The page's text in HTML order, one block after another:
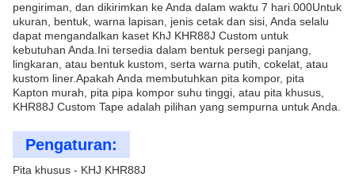
pengiriman, dan dikirimkan ke Anda dalam waktu 7 hari.000Untuk
ukuran, bentuk, warna lapisan, jenis cetak dan sisi, Anda selalu
dapat mengandalkan kaset KhJ KHR88J Custom untuk
kebutuhan Anda.Ini tersedia dalam bentuk persegi panjang,
lingkaran, atau bentuk kustom, serta warna putih, cokelat, atau
kustom liner.Apakah Anda membutuhkan pita kompor, pita
Kapton murah, pita pipa kompor suhu tinggi, atau pita khusus,
KHR88J Custom Tape adalah pilihan yang sempurna untuk Anda.
Pengaturan:
Pita khusus - KHJ KHR88J